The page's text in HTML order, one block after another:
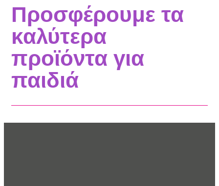
Προσφέρουμε τα
καλύτερα
προϊόντα για
παιδιά